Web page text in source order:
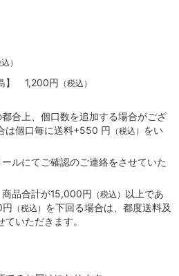
）
】 1,200円 （税込）
合上、個口数を追加する場合がござ
は個口毎に送料+550 円 （税込） をい
ルにてご確認のご連絡をさせていた
品合計が15,000円 （税込） 以上であ
円 （税込） を下回る場合は、都度送料及
いただきます。